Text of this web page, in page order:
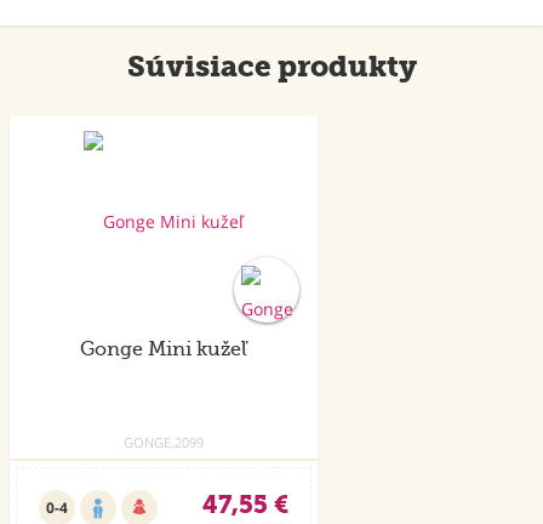
Súvisiace produkty
Gonge Mini kužeľ
GONGE.2099
0-4 47,55 €